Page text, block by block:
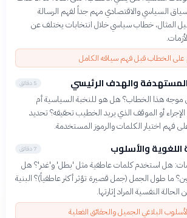
السياسي والاقتصادي مهم جداً لفهم الرسالة
المثال، خطاب سياسي خلال انتخابات يختلف عن
الخطاب قبل فهم سياقه الكامل
والهدف الرئيسي 5 دقائق
هذا الخطاب؟ هل هو للنخبة السياسية أم
أو الموقف الذي يريد الخطيب تحقيقه؟ تحديد
فهم اختيار الكلمات والرموز المستخدمة.
اللغوية والأسلوب 7 دقائق
هل استخدم كلمات عاطفية مثل 'بطل' و'غدر'؟ هل
ما طول الجمل (جمل قصيرة تؤثر أكثر عاطفياً)؟ البنية
النفسية المراد إثارتها.
البلاغي الجميل والحقائق الفعلية